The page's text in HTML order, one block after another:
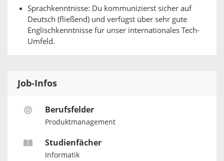
Sprachkenntnisse: Du kommunizierst sicher auf
Deutsch (fließend) und verfügst über sehr gute
Englischkenntnisse für unser internationales Tech-
Umfeld.
Job-Infos
Berufsfelder
Produktmanagement
Studienfächer
Informatik